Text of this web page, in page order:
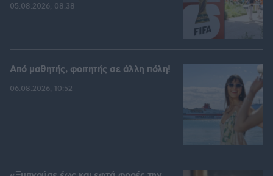
05.08.2026, 08:38
Από μαθητής, φοιτητής σε άλλη πόλη!
06.08.2026, 10:52